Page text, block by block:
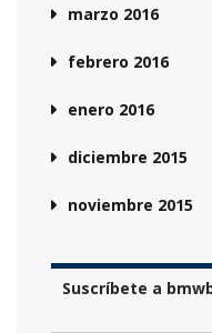
marzo 2016
febrero 2016
enero 2016
diciembre 2015
noviembre 2015
Suscríbete a